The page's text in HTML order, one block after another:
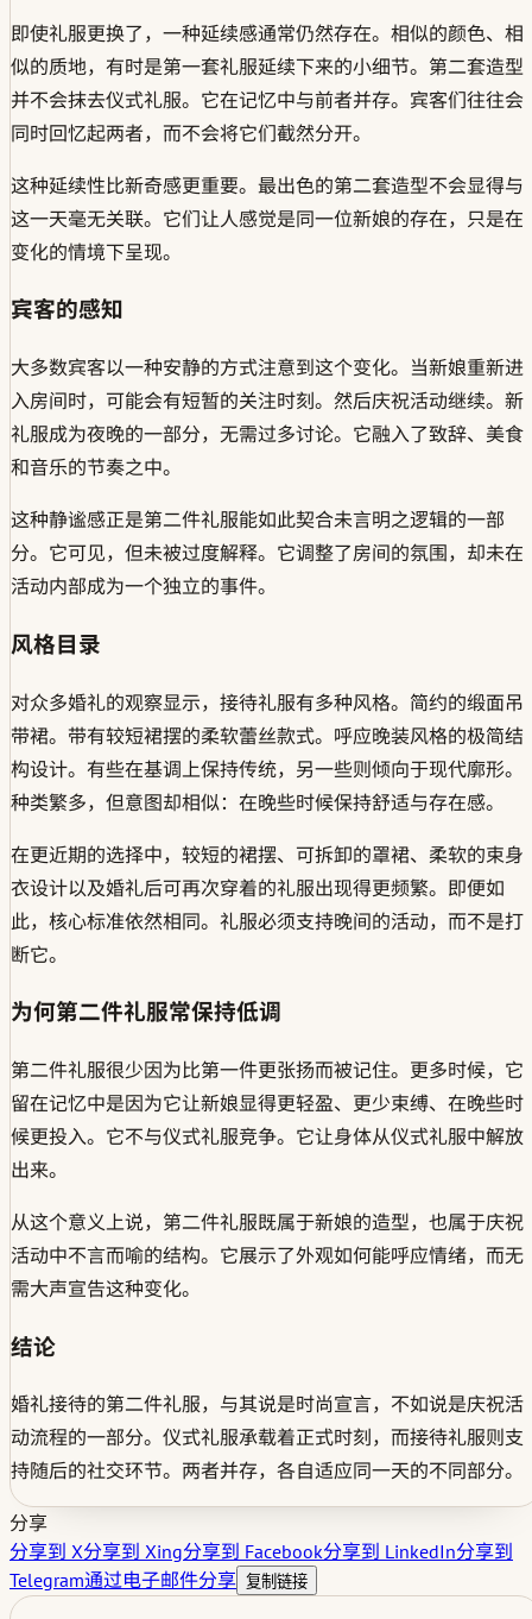
即使礼服更换了，一种延续感通常仍然存在。相似的颜色、相
似的质地，有时是第一套礼服延续下来的小细节。第二套造型
并不会抹去仪式礼服。它在记忆中与前者并存。宾客们往往会
同时回忆起两者，而不会将它们截然分开。
这种延续性比新奇感更重要。最出色的第二套造型不会显得与
这一天毫无关联。它们让人感觉是同一位新娘的存在，只是在
变化的情境下呈现。
宾客的感知
大多数宾客以一种安静的方式注意到这个变化。当新娘重新进
入房间时，可能会有短暂的关注时刻。然后庆祝活动继续。新
礼服成为夜晚的一部分，无需过多讨论。它融入了致辞、美食
和音乐的节奏之中。
这种静谧感正是第二件礼服能如此契合未言明之逻辑的一部
分。它可见，但未被过度解释。它调整了房间的氛围，却未在
活动内部成为一个独立的事件。
风格目录
对众多婚礼的观察显示，接待礼服有多种风格。简约的缎面吊
带裙。带有较短裙摆的柔软蕾丝款式。呼应晚装风格的极简结
构设计。有些在基调上保持传统，另一些则倾向于现代廓形。
种类繁多，但意图却相似：在晚些时候保持舒适与存在感。
在更近期的选择中，较短的裙摆、可拆卸的罩裙、柔软的束身
衣设计以及婚礼后可再次穿着的礼服出现得更频繁。即便如
此，核心标准依然相同。礼服必须支持晚间的活动，而不是打
断它。
为何第二件礼服常保持低调
第二件礼服很少因为比第一件更张扬而被记住。更多时候，它
留在记忆中是因为它让新娘显得更轻盈、更少束缚、在晚些时
候更投入。它不与仪式礼服竞争。它让身体从仪式礼服中解放
出来。
从这个意义上说，第二件礼服既属于新娘的造型，也属于庆祝
活动中不言而喻的结构。它展示了外观如何能呼应情绪，而无
需大声宣告这种变化。
结论
婚礼接待的第二件礼服，与其说是时尚宣言，不如说是庆祝活
动流程的一部分。仪式礼服承载着正式时刻，而接待礼服则支
持随后的社交环节。两者并存，各自适应同一天的不同部分。
分享
分享到 X分享到 Xing分享到 Facebook分享到 LinkedIn分享到
Telegram通过电子邮件分享 复制链接